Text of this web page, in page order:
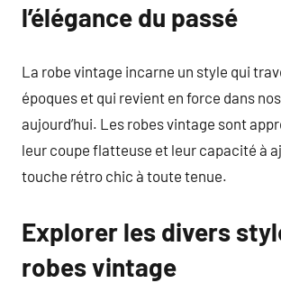
l’élégance du passé
La robe vintage incarne un style qui
époques et qui revient en force dans
aujourd’hui. Les robes vintage sont
leur coupe flatteuse et leur capacité à
touche rétro chic à toute tenue.
Explorer les divers
robes vintage